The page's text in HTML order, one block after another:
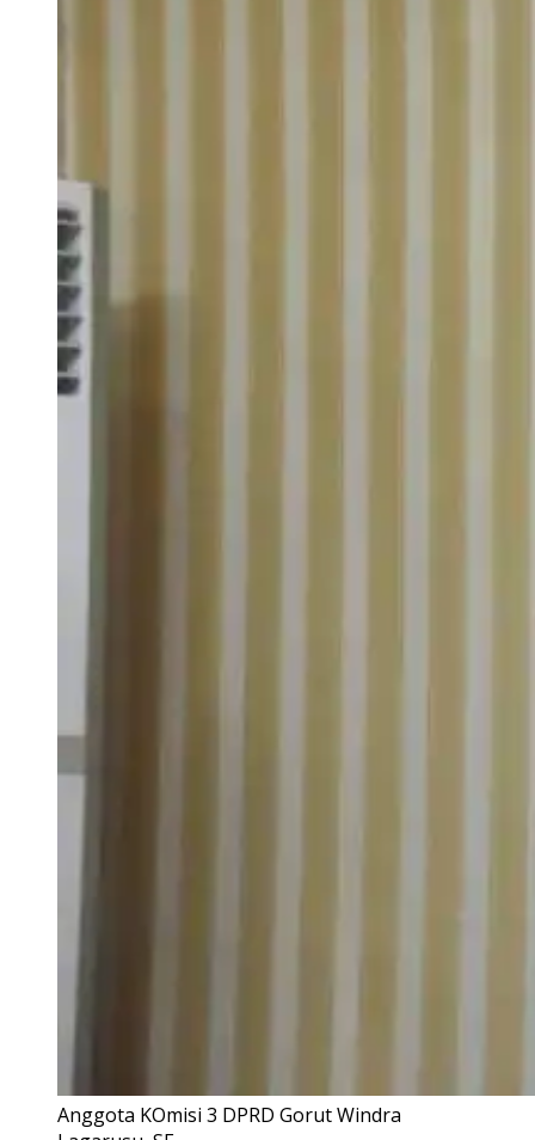
Anggota KOmisi 3 DPRD Gorut Windra